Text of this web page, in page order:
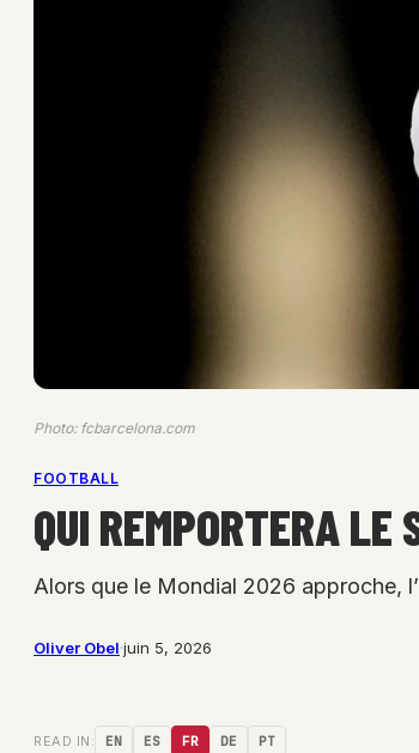
Photo: fcbarcelona.com
FOOTBALL
QUI REMPORTERA LE
Alors que le Mondial 2026 approche,
Oliver Obel·juin 5, 2026
READ IN: EN ES FR DE PT